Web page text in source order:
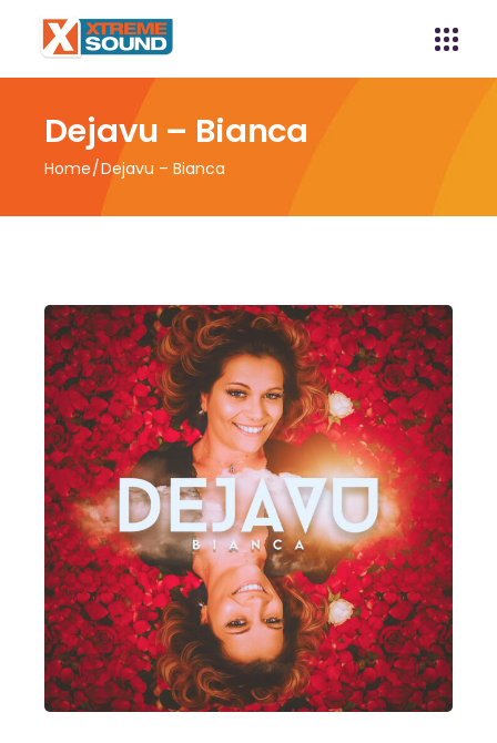
Dejavu – Bianca
Home Dejavu – Bianca